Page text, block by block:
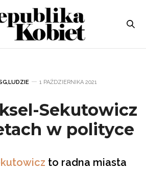
,LUDZIE 1 PAŹDZIERNIKA 2021
Sekutowicz
w polityce
to radna miasta